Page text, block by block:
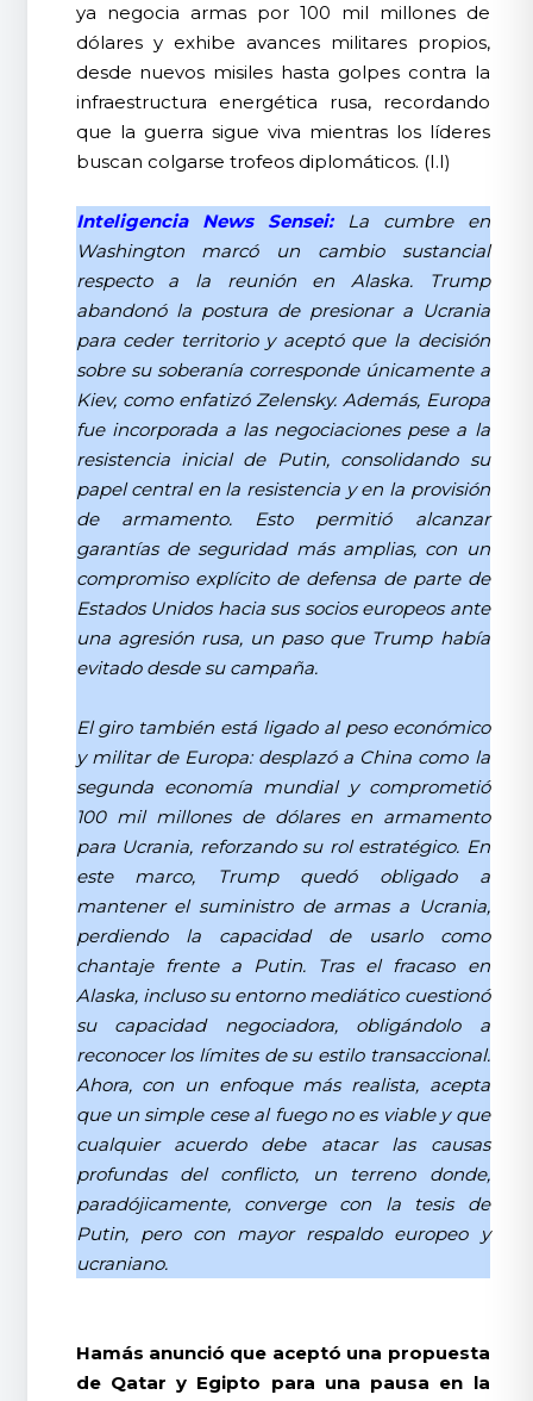
ya negocia armas por 100 mil millones de
dólares y exhibe avances militares propios,
desde nuevos misiles hasta golpes contra la
infraestructura energética rusa, recordando
que la guerra sigue viva mientras los líderes
buscan colgarse trofeos diplomáticos. (I.I)
Inteligencia News Sensei:La cumbre en
Washington marcó un cambio sustancial
respecto a la reunión en Alaska. Trump
abandonó la postura de presionar a Ucrania
para ceder territorio y aceptó que la decisión
sobre su soberanía corresponde únicamente a
Kiev, como enfatizó Zelensky. Además, Europa
fue incorporada a las negociaciones pese a la
resistencia inicial de Putin, consolidando su
papel central en la resistencia y en la provisión
de armamento. Esto permitió alcanzar
garantías de seguridad más amplias, con un
compromiso explícito de defensa de parte de
Estados Unidos hacia sus socios europeos ante
una agresión rusa, un paso que Trump había
evitado desde su campaña.
El giro también está ligado al peso económico
y militar de Europa: desplazó a China como la
segunda economía mundial y comprometió
100 mil millones de dólares en armamento
para Ucrania, reforzando su rol estratégico. En
este marco, Trump quedó obligado a
mantener el suministro de armas a Ucrania,
perdiendo la capacidad de usarlo como
chantaje frente a Putin. Tras el fracaso en
Alaska, incluso su entorno mediático cuestionó
su capacidad negociadora, obligándolo a
reconocer los límites de su estilo transaccional.
Ahora, con un enfoque más realista, acepta
que un simple cese al fuego no es viable y que
cualquier acuerdo debe atacar las causas
profundas del conflicto, un terreno donde,
paradójicamente, converge con la tesis de
Putin, pero con mayor respaldo europeo y
ucraniano.
Hamás anunció que aceptó una propuesta
de Qatar y Egipto para una pausa en la